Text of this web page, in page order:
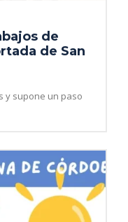
de
de San
y supone un paso